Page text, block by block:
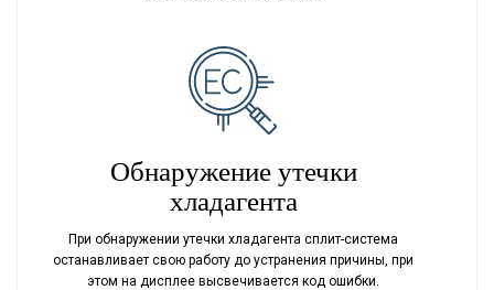
Обнаружение утечки
хладагента
При обнаружении утечки хладагента сплит-система
останавливает свою работу до устранения причины, при
этом на дисплее высвечивается код ошибки.